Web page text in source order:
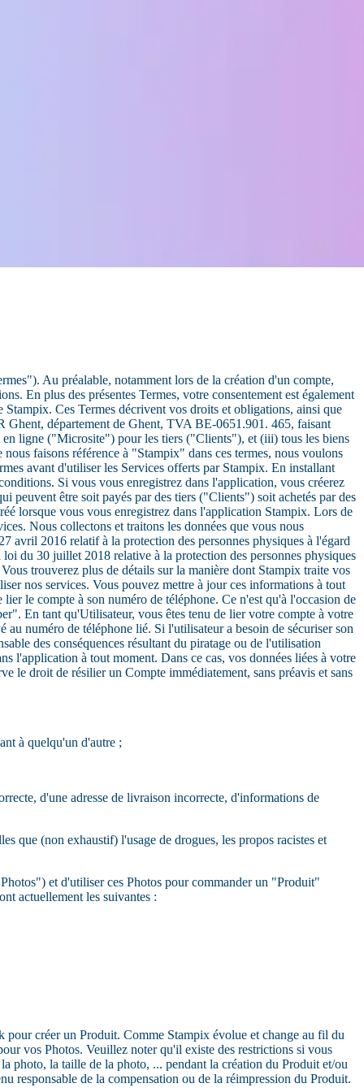
Au préalable, notamment lors de la création d'un compte,
En plus des présentes Termes, votre consentement est également
Ces Termes décrivent vos droits et obligations, ainsi que
Ghent, département de Ghent, TVA BE-0651.901. 465, faisant
ligne ("Microsite") pour les tiers ("Clients"), et (iii) tous les biens
faisons référence à "Stampix" dans ces termes, nous voulons
avant d'utiliser les Services offerts par Stampix. En installant
Si vous vous enregistrez dans l'application, vous créerez
être soit payés par des tiers ("Clients") soit achetés par des
lorsque vous vous enregistrez dans l'application Stampix. Lors de
Nous collectons et traitons les données que vous nous
avril 2016 relatif à la protection des personnes physiques à l'égard
du 30 juillet 2018 relative à la protection des personnes physiques
trouverez plus de détails sur la manière dont Stampix traite vos
nos services. Vous pouvez mettre à jour ces informations à tout
le compte à son numéro de téléphone. Ce n'est qu'à l'occasion de
En tant qu'Utilisateur, vous êtes tenu de lier votre compte à votre
numéro de téléphone lié. Si l'utilisateur a besoin de sécuriser son
des conséquences résultant du piratage ou de l'utilisation
l'application à tout moment. Dans ce cas, vos données liées à votre
le droit de résilier un Compte immédiatement, sans préavis et sans
à quelqu'un d'autre ;
d'une adresse de livraison incorrecte, d'informations de
que (non exhaustif) l'usage de drogues, les propos racistes et
et d'utiliser ces Photos pour commander un "Produit"
actuellement les suivantes :
pour créer un Produit. Comme Stampix évolue et change au fil du
vos Photos. Veuillez noter qu'il existe des restrictions si vous
photo, la taille de la photo, ... pendant la création du Produit et/ou
responsable de la compensation ou de la réimpression du Produit.